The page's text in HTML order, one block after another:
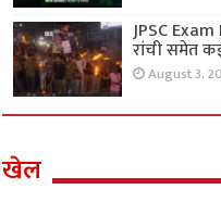
JPSC
रांची समेत
August 3,
खेल